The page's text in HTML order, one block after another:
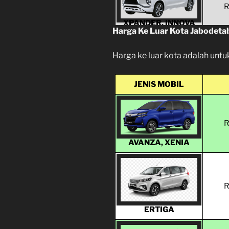
XPANDER, INNOVA
OLD
INNOVA REBORN
INNOVA ZENIX
FORTUNER,
Harga Ke Luar Kota
Harga ke luar kota adalah
JENIS MOBIL
AVANZA, XENIA
ERTIGA